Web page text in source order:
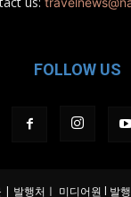
FOLLOW US
발행처ㅣ 미디어원 l 발